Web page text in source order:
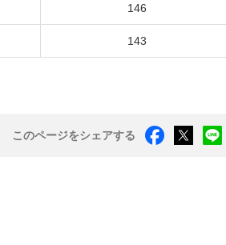
146
143
このページをシェアする